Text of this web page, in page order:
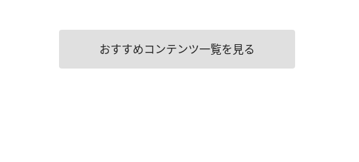
おすすめコンテンツ一覧を見る